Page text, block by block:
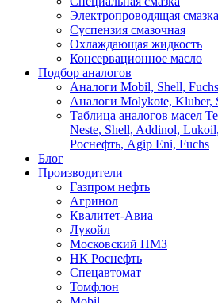
Электропроводящая смазка
Суспензия смазочная
Охлаждающая жидкость
Консервационное масло
Подбор аналогов
Аналоги Mobil, Shell,
Аналоги Molykote, Kluber,
Таблица аналогов масел
Neste, Shell, Addinol,
Роснефть, Agip Eni, Fuchs
Блог
Производители
Газпром нефть
Агринол
Квалитет-Авиа
Лукойл
Московский НМЗ
НК Роснефть
Спецавтомат
Томфлон